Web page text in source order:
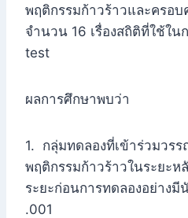
พฤติกรรมก้าวร้าวและครอบ
จำนวน 16 เรื่องสถิติที่ใช้ใ
test
ผลการศึกษาพบว่า
1. กลุ่มทดลองที่เข้าร่วมวร
พฤติกรรมก้าวร้าวในระยะห
ระยะก่อนการทดลองอย่าง
.001